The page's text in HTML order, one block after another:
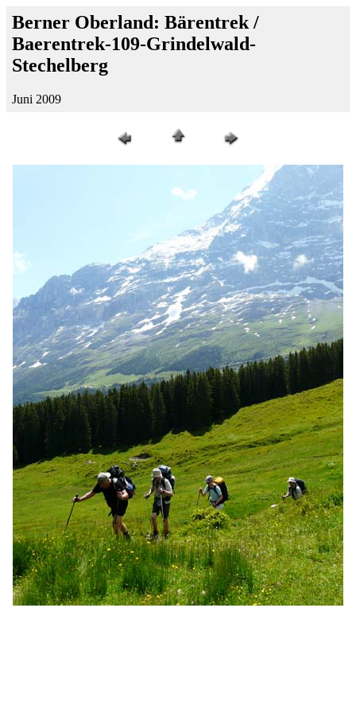
Berner Oberland: Bärentrek /
Baerentrek-109-Grindelwald-
Stechelberg
Juni 2009